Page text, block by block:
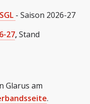
- Saison 2026-27
27,Stand
Glarus am
.